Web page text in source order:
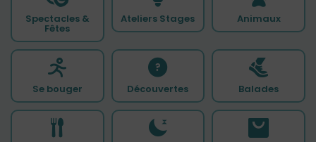
Spectacles &
Fêtes
Ateliers Stages Animaux
Se bouger Découvertes Balades